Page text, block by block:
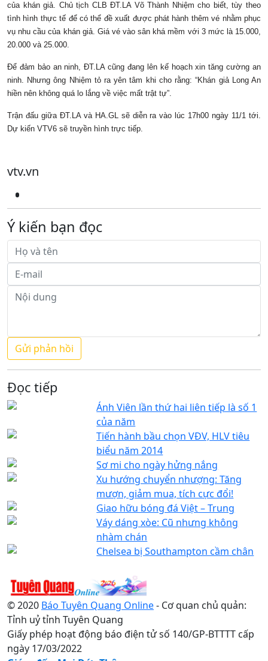
của khán giả. Chủ tịch CLB ĐT.LA Võ Thành Nhiệm cho biết, tùy theo
tình hình thực tế để có thể đề xuất được phát hành thêm vé nhằm phục
vụ nhu cầu của khán giả. Giá vé vào sân khá mềm với 3 mức là 15.000,
20.000 và 25.000.
Để đảm bảo an ninh, ĐT.LA cũng đang lên kế hoạch xin tăng cường an
ninh. Nhưng ông Nhiệm tỏ ra yên tâm khi cho rằng: “Khán giả Long An
hiền nên không quá lo lắng về việc mất trật tự”.
Trận đấu giữa ĐT.LA và HA.GL sẽ diễn ra vào lúc 17h00 ngày 11/1 tới.
Dự kiến VTV6 sẽ truyền hình trực tiếp.
vtv.vn
Ý kiến bạn đọc
Đọc tiếp
Ánh Viên lần thứ hai liên tiếp là số 1
của năm
Tiến hành bầu chọn VĐV, HLV tiêu
biểu năm 2014
Sơ mi cho ngày hửng nắng
Xu hướng chuyển nhượng: Tăng
mượn, giảm mua, tích cực đổi!
Giao hữu bóng đá Việt – Trung
Váy dáng xòe: Cũ nhưng không
nhàm chán
Chelsea bị Southampton cầm chân
© 2020 Báo Tuyên Quang Online- Cơ quan chủ quản:
Tỉnh uỷ tỉnh Tuyên Quang
Giấy phép hoạt động báo điện tử số 140/GP-BTTTT cấp
ngày 17/03/2022